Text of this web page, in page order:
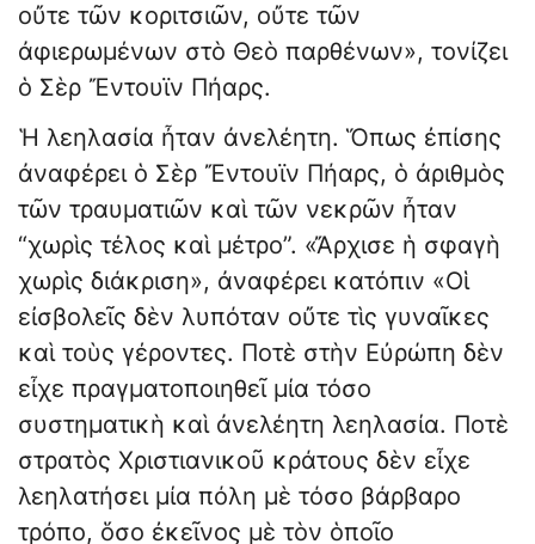
οὔτε τῶν κοριτσιῶν, οὔτε τῶν
ἀφιερωμένων στὸ Θεὸ παρθένων», τονίζει
ὁ Σὲρ Ἔντουϊν Πήαρς.
Ἡ λεηλασία ἦταν ἀνελέητη. Ὅπως ἐπίσης
ἀναφέρει ὁ Σὲρ Ἔντουϊν Πήαρς, ὁ ἀριθμὸς
τῶν τραυματιῶν καὶ τῶν νεκρῶν ἦταν
“χωρὶς τέλος καὶ μέτρο”. «Ἄρχισε ἡ σφαγὴ
χωρὶς διάκριση», ἀναφέρει κατόπιν «Οἱ
εἰσβολεῖς δὲν λυπόταν οὔτε τὶς γυναῖκες
καὶ τοὺς γέροντες. Ποτὲ στὴν Εὐρώπη δὲν
εἶχε πραγματοποιηθεῖ μία τόσο
συστηματικὴ καὶ ἀνελέητη λεηλασία. Ποτὲ
στρατὸς Χριστιανικοῦ κράτους δὲν εἶχε
λεηλατήσει μία πόλη μὲ τόσο βάρβαρο
τρόπο, ὅσο ἐκεῖνος μὲ τὸν ὁποῖο